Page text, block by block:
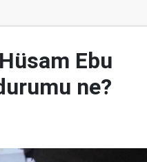
Ebu
ne?